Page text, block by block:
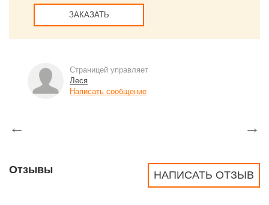
ЗАКАЗАТЬ
Страницей управляет
Леся
Написать сообщение
← →
НАПИСАТЬ ОТЗЫВ
Отзывы